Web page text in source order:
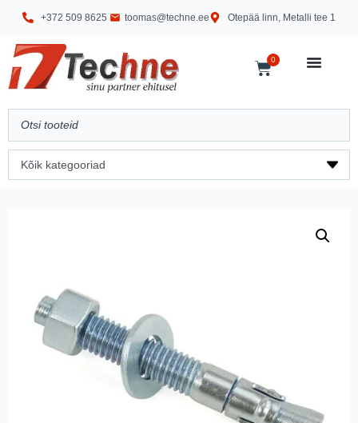
+372 509 8625 toomas@techne.ee Otepää linn, Metalli tee 1
0